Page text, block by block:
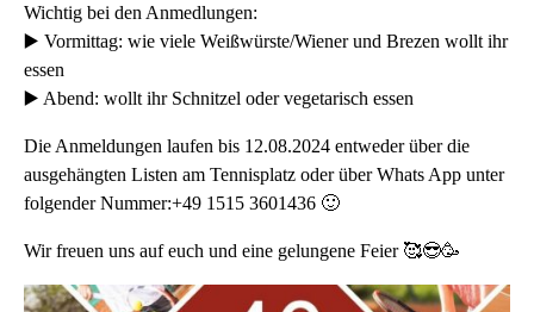
Wichtig bei den Anmedlungen:
▶️ Vormittag: wie viele Weißwürste/Wiener und Brezen wollt ihr
essen
▶️ Abend: wollt ihr Schnitzel oder vegetarisch essen
Die Anmeldungen laufen bis 12.08.2024 entweder über die
ausgehängten Listen am Tennisplatz oder über Whats App unter
folgender Nummer:+49 1515 3601436 🙂
Wir freuen uns auf euch und eine gelungene Feier 🥰😎🥳